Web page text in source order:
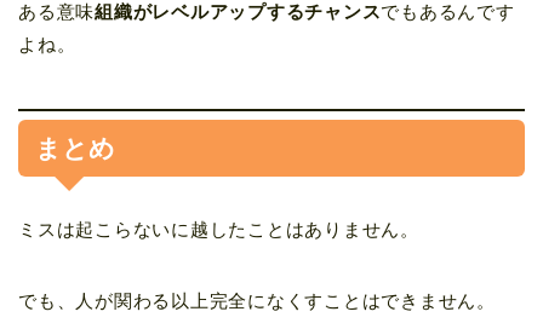
ある意味組織がレベルアップするチャンスでもあるんです
よね。
まとめ
ミスは起こらないに越したことはありません。
でも、人が関わる以上完全になくすことはできません。